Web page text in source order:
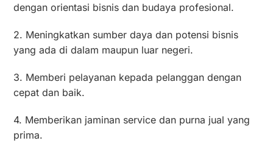
dengan orientasi bisnis dan budaya profesional.
2. Meningkatkan sumber daya dan potensi bisnis
yang ada di dalam maupun luar negeri.
3. Memberi pelayanan kepada pelanggan dengan
cepat dan baik.
4. Memberikan jaminan service dan purna jual yang
prima.